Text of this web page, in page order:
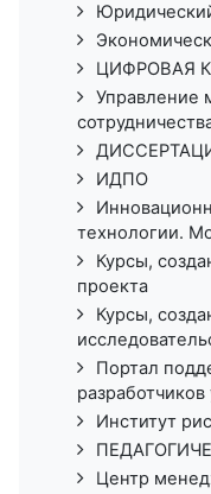
ЦИФРОВАЯ
Управление
ИДПО
технологии.
Курсы,
проекта
Курсы,
Портал
разработчиков
Институт
Центр